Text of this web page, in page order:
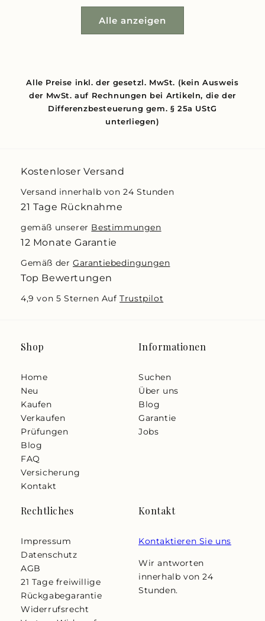
Alle anzeigen
Alle Preise inkl. der gesetzl. MwSt. (kein Ausweis
der MwSt. auf Rechnungen bei Artikeln, die der
Differenzbesteuerung gem. § 25a UStG
unterliegen)
Kostenloser Versand
Versand innerhalb von 24 Stunden
21 Tage Rücknahme
gemäß unserer Bestimmungen
12 Monate Garantie
Gemäß der Garantiebedingungen
Top Bewertungen
4,9 von 5 Sternen AufTrustpilot
Shop
Home
Neu
Kaufen
Verkaufen
Prüfungen
Blog
FAQ
Versicherung
Kontakt
Informationen
Suchen
Über uns
Blog
Garantie
Jobs
Rechtliches
Impressum
Datenschutz
AGB
21 Tage freiwillige
Rückgabegarantie
Widerrufsrecht
Kontakt
Kontaktieren Sie uns
Wir antworten
innerhalb von 24
Stunden.